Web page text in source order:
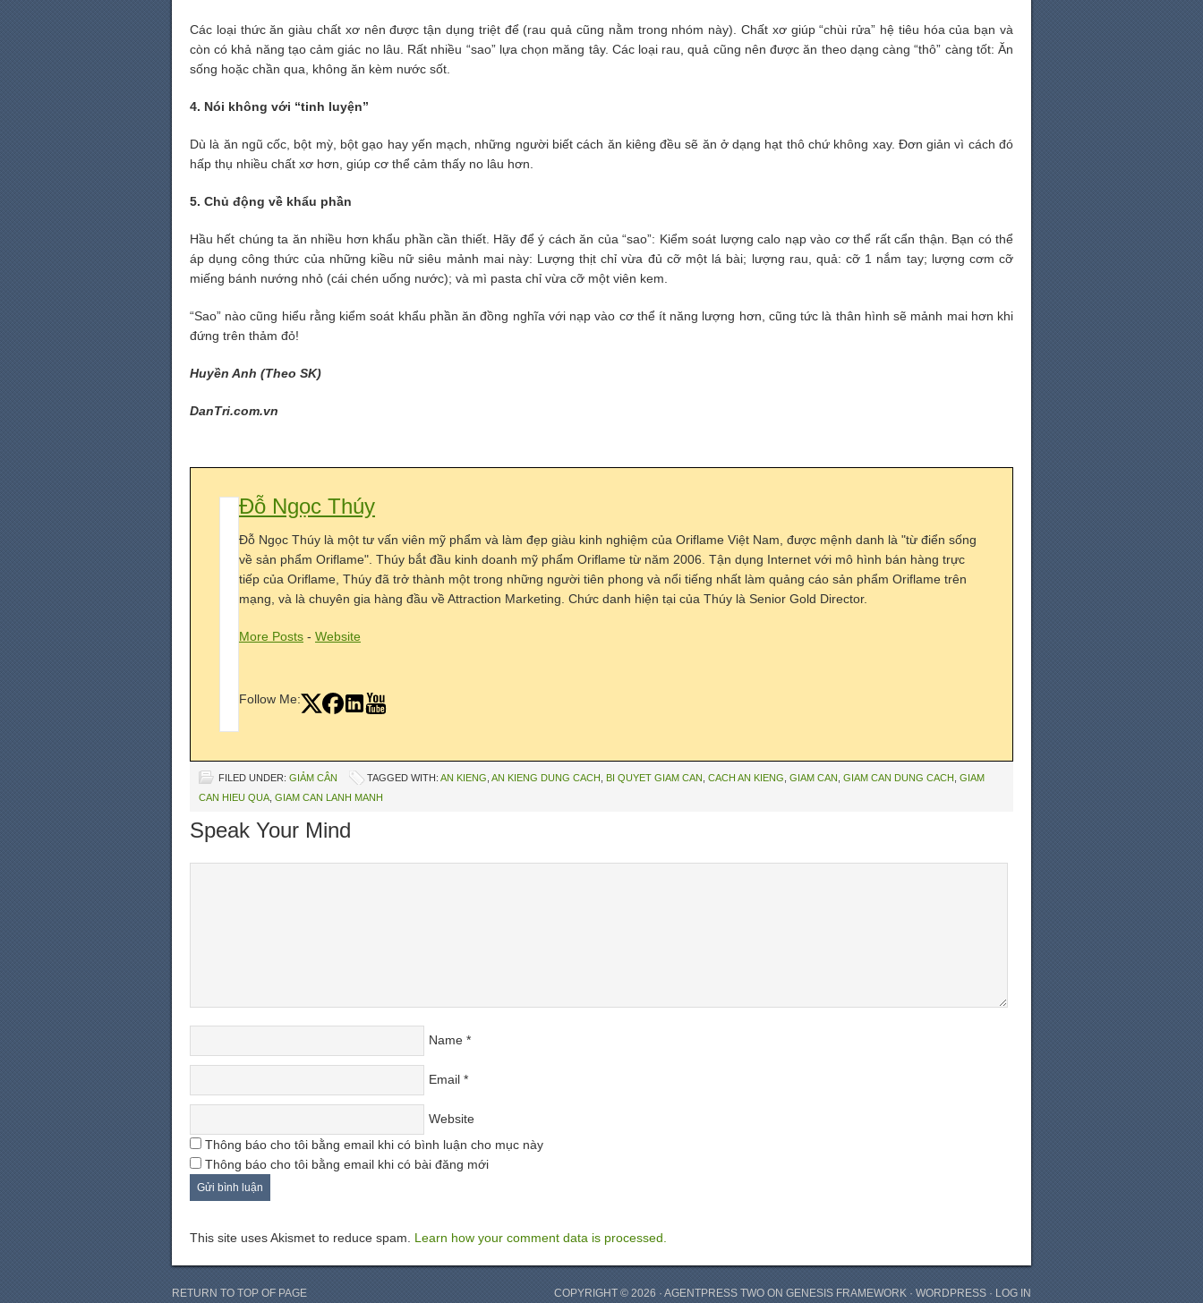
Các loại thức ăn giàu chất xơ nên được tận dụng triệt để (rau quả cũng nằm trong nhóm này). Chất xơ giúp “chùi rửa” hệ tiêu hóa của bạn và
còn có khả năng tạo cảm giác no lâu. Rất nhiều “sao” lựa chọn măng tây. Các loại rau, quả cũng nên được ăn theo dạng càng “thô” càng tốt: Ăn
sống hoặc chần qua, không ăn kèm nước sốt.
4. Nói không với “tinh luyện”
Dù là ăn ngũ cốc, bột mỳ, bột gạo hay yến mạch, những người biết cách ăn kiêng đều sẽ ăn ở dạng hạt thô chứ không xay. Đơn giản vì cách đó
hấp thụ nhiều chất xơ hơn, giúp cơ thể cảm thấy no lâu hơn.
5. Chủ động về khẩu phần
Hầu hết chúng ta ăn nhiều hơn khẩu phần cần thiết. Hãy để ý cách ăn của “sao”: Kiểm soát lượng calo nạp vào cơ thể rất cẩn thận. Bạn có thể
áp dụng công thức của những kiều nữ siêu mảnh mai này: Lượng thịt chỉ vừa đủ cỡ một lá bài; lượng rau, quả: cỡ 1 nắm tay; lượng cơm cỡ
miếng bánh nướng nhỏ (cái chén uống nước); và mì pasta chỉ vừa cỡ một viên kem.
“Sao” nào cũng hiểu rằng kiểm soát khẩu phần ăn đồng nghĩa với nạp vào cơ thể ít năng lượng hơn, cũng tức là thân hình sẽ mảnh mai hơn khi
đứng trên thảm đỏ!
Huyền Anh (Theo SK)
DanTri.com.vn
Đỗ Ngọc Thúy
Đỗ Ngọc Thúy là một tư vấn viên mỹ phẩm và làm đẹp giàu kinh nghiệm của Oriflame Việt Nam, được mệnh danh là "từ điển sống
về sản phẩm Oriflame". Thúy bắt đầu kinh doanh mỹ phẩm Oriflame từ năm 2006. Tận dụng Internet với mô hình bán hàng trực
tiếp của Oriflame, Thúy đã trở thành một trong những người tiên phong và nổi tiếng nhất làm quảng cáo sản phẩm Oriflame trên
mạng, và là chuyên gia hàng đầu về Attraction Marketing. Chức danh hiện tại của Thúy là Senior Gold Director.
More Posts - Website
Follow Me:
FILED UNDER: GIẢM CÂN TAGGED WITH: AN KIENG AN KIENG DUNG CACH BI QUYET GIAM CAN CACH AN KIENG GIAM CAN GIAM CAN DUNG CACH GIAM
CAN HIEU QUA GIAM CAN LANH MANH
Speak Your Mind
Name *
Email *
Website
Thông báo cho tôi bằng email khi có bình luận cho mục này
Thông báo cho tôi bằng email khi có bài đăng mới
This site uses Akismet to reduce spam. Learn how your comment data is processed.
RETURN TO TOP OF PAGE COPYRIGHT © 2026 ·AGENTPRESS TWOONGENESIS FRAMEWORK ·WORDPRESS ·LOG IN